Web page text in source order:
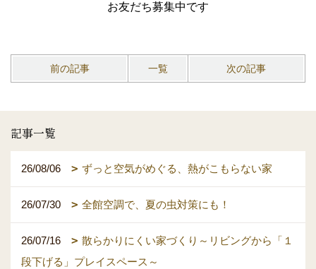
お友だち募集中です
前の記事 一覧 次の記事
記事一覧
26/08/06 ずっと空気がめぐる、熱がこもらない家
26/07/30 全館空調で、夏の虫対策にも！
26/07/16
散らかりにくい家づくり～リビングから「１
段下げる」プレイスペース～